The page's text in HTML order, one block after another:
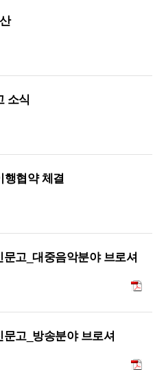
소식
행협약 체결
고_대중음악분야 브로셔
고_방송분야 브로셔